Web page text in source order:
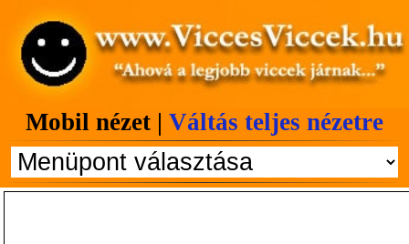
Mobil nézet | Váltás teljes nézetre